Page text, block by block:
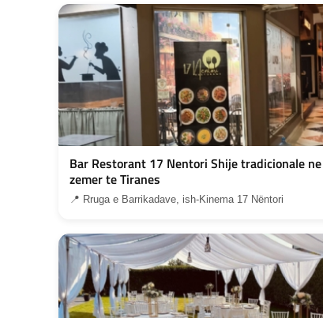
Bar Restorant 17 Nentori Shije tradicionale ne
zemer te Tiranes
📍 Rruga e Barrikadave, ish-Kinema 17 Nëntori